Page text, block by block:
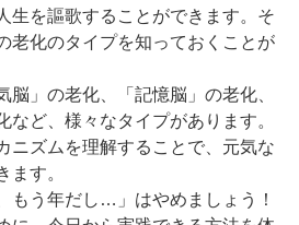
生を謳歌することができます。そ
老化のタイプを知っておくことが
脳」の老化、「記憶脳」の老化、
など、様々なタイプがあります。
ニズムを理解することで、元気な
ます。
もう年だし…」はやめましょう！